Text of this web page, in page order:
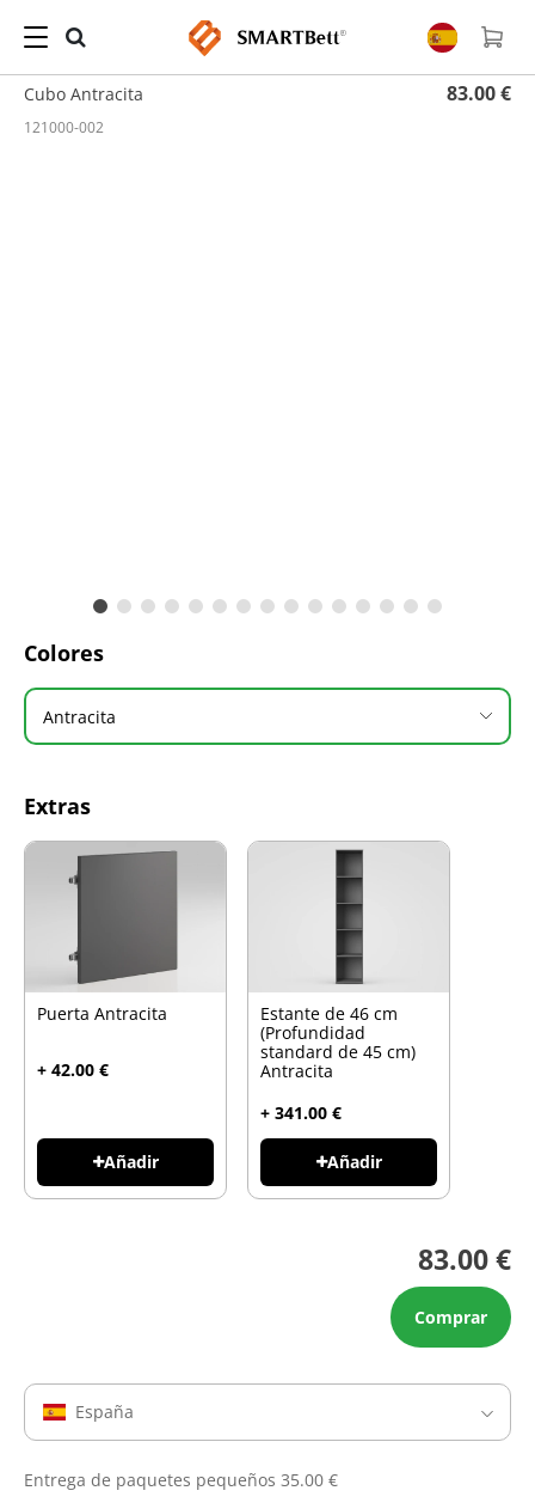
Hogar Estanterías / Cubo Antracita
Cubo Antracita 83.00 €
121000-002
83.00 €
Comprar
Colores
Antracita
Extras
Puerta Antracita
+ 42.00 €
Añadir
Estante de 46 cm
(Profundidad
standard de 45 cm)
Antracita
+ 341.00 €
Añadir
España
Entrega de paquetes pequeños 35.00 €